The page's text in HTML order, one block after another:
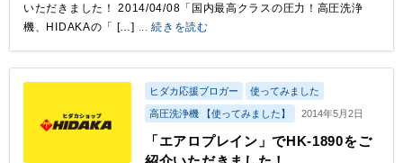
いただきました！ 2014/04/08「国内最高クラスの圧力！高圧洗浄
機、HIDAKAの「 […] ... 続きを読む
ヒダカ応援ブロガー 使ってみました
高圧洗浄機 【使ってみました】 2014年5月2日
「エアロプレイン」でHK-1890をご